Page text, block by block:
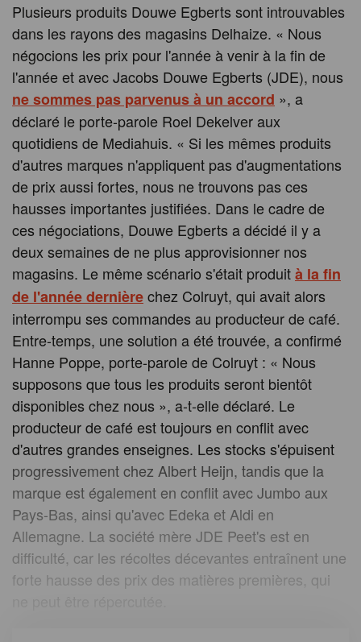
Plusieurs produits Douwe Egberts sont introuvables
dans les rayons des magasins Delhaize. « Nous
négocions les prix pour l'année à venir à la fin de
l'année et avec Jacobs Douwe Egberts (JDE), nous
ne sommes pas parvenus à un accord », a
déclaré le porte-parole Roel Dekelver aux
quotidiens de Mediahuis. « Si les mêmes produits
d'autres marques n'appliquent pas d'augmentations
de prix aussi fortes, nous ne trouvons pas ces
hausses importantes justifiées. Dans le cadre de
ces négociations, Douwe Egberts a décidé il y a
deux semaines de ne plus approvisionner nos
magasins. Le même scénario s'était produità la fin
de l'année dernièrechez Colruyt, qui avait alors
interrompu ses commandes au producteur de café.
Entre-temps, une solution a été trouvée, a confirmé
Hanne Poppe, porte-parole de Colruyt : « Nous
supposons que tous les produits seront bientôt
disponibles chez nous », a-t-elle déclaré. Le
producteur de café est toujours en conflit avec
d'autres grandes enseignes. Les stocks s'épuisent
progressivement chez Albert Heijn, tandis que la
marque est également en conflit avec Jumbo aux
Pays-Bas, ainsi qu'avec Edeka et Aldi en
Allemagne. La société mère JDE Peet's est en
difficulté, car les récoltes décevantes entraînent une
forte hausse des prix des matières premières, qui